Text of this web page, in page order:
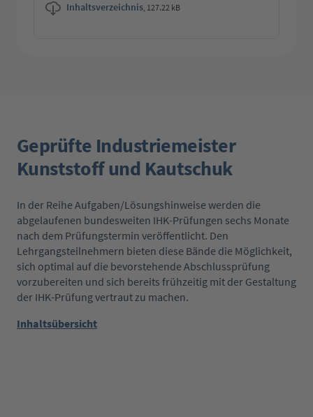
Inhaltsverzeichnis, 127.22 kB
Geprüfte Industriemeister
Kunststoff und Kautschuk
In der Reihe Aufgaben/Lösungshinweise werden die
abgelaufenen bundesweiten IHK-Prüfungen sechs Monate
nach dem Prüfungstermin veröffentlicht. Den
Lehrgangsteilnehmern bieten diese Bände die Möglichkeit,
sich optimal auf die bevorstehende Abschlussprüfung
vorzubereiten und sich bereits frühzeitig mit der Gestaltung
der IHK-Prüfung vertraut zu machen.
Inhaltsübersicht